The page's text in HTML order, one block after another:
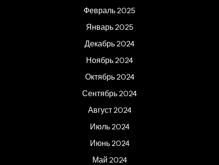
Февраль 2025
Январь 2025
Декабрь 2024
Ноябрь 2024
Октябрь 2024
Сентябрь 2024
Август 2024
Июль 2024
Июнь 2024
Май 2024